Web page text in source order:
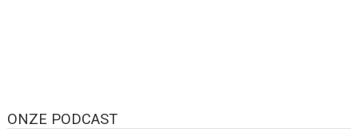
ONZE PODCAST